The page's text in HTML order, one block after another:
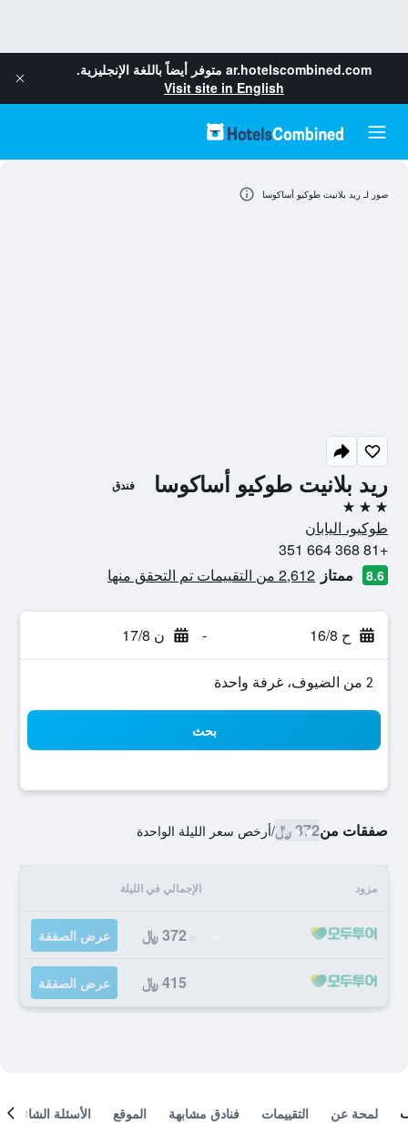
ar.hotelscombined.com متوفر أيضاً باللغة الإنجليزية.
Visit site in English
ريد بلانيت طوكيو أساكوسا فندق
3 نجوم
طوكيو، اليابان
+81 368 664 351
8.6 ممتاز 2,612 من التقييمات تم التحقق منها
ح 16/8 - ن 17/8
2 من الضيوف، غرفة واحدة
بحث
صفقات من372 ﷼ /أرخص سعر الليلة الواحدة
مزود الإجمالي في الليلة
372 ﷼ عرض الصفقة
415 ﷼ عرض الصفقة
صور لـ ريد بلانيت طوكيو أساكوسا
لمحة عن التقييمات فنادق مشابهة الموقع الأسئلة الشائعة